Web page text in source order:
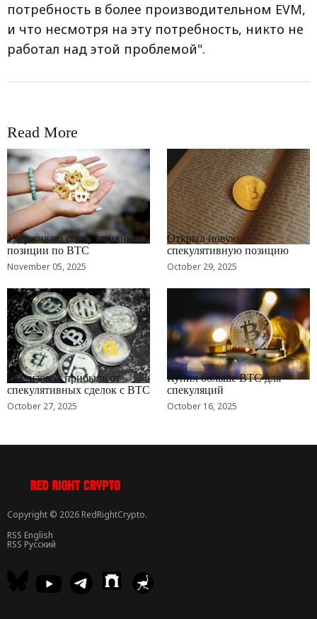
потребность в более производительном EVM,
и что несмотря на эту потребность, никто не
работал над этой проблемой".
Read More
RRCNEWS_RU
Удерживаю спекулятивные
позиции по BTC
November 05, 2025
RRCNEWS_RU
Открыл новую
спекулятивную позицию
October 29, 2025
RRCNEWS_RU
Реализовал прибыль от
спекулятивных сделок с BTC
October 27, 2025
RRCNEWS_RU
Купил больше BTC для
спекуляций
October 16, 2025
Copyright © 2026 RedRightCrypto.
RSS English
RSS Русский